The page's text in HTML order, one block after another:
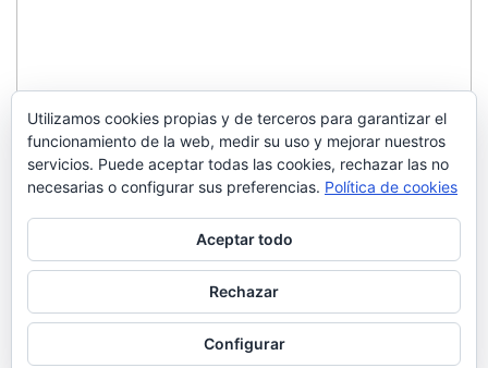
Utilizamos cookies propias y de terceros para garantizar el
funcionamiento de la web, medir su uso y mejorar nuestros
servicios. Puede aceptar todas las cookies, rechazar las no
necesarias o configurar sus preferencias. Política de cookies
Aceptar todo
Rechazar
Configurar